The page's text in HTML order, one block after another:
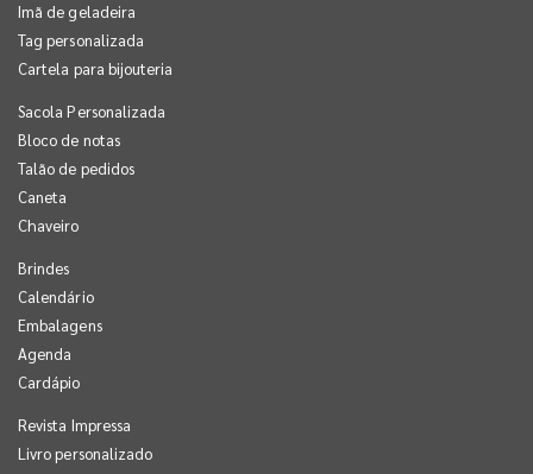
Imã de geladeira
Tag personalizada
Cartela para bijouteria
Sacola Personalizada
Bloco de notas
Talão de pedidos
Caneta
Chaveiro
Brindes
Calendário
Embalagens
Agenda
Cardápio
Revista Impressa
Livro personalizado